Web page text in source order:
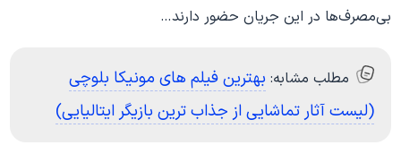
بی‌مصرف‌ها در این جریان حضور دارند…
مطلب مشابه: بهترین فیلم های مونیکا بلوچی
(لیست آثار تماشایی از جذاب ترین بازیگر ایتالیایی)